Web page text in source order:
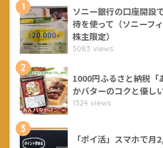
1
ソニー銀行の口座開設
待を使って（ソニーフ
株主限定）
3083 views
2
1000円ふるさと納税「
かバターのコクと優し
1324 views
3
「ポイ活」スマホで